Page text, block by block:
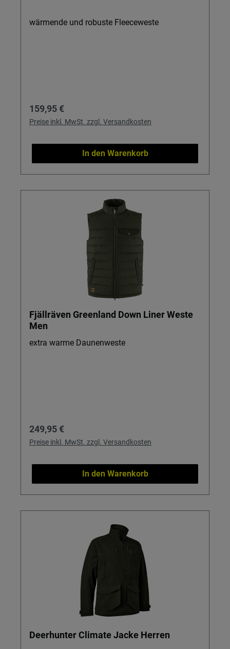
wärmende und robuste Fleeceweste
Regulärer Preis:
159,95 €
Preise inkl. MwSt. zzgl. Versandkosten
In den Warenkorb
Fjällräven Greenland Down Liner Weste
Men
extra warme Daunenweste
Regulärer Preis:
249,95 €
Preise inkl. MwSt. zzgl. Versandkosten
In den Warenkorb
Deerhunter Climate Jacke Herren